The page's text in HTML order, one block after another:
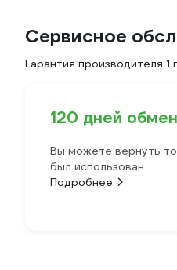
Сервисное
Гарантия производителя 1
120 дней
Вы можете вернуть
был использован
Подробнее